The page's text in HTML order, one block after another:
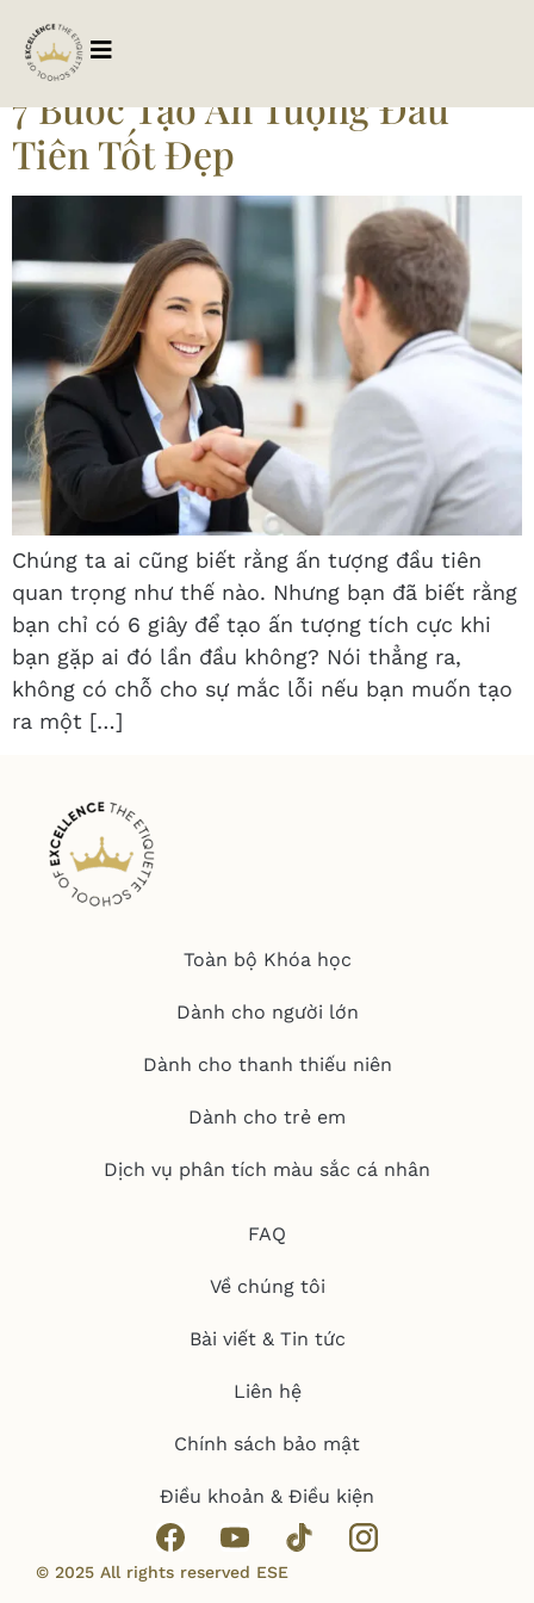
Tag:
7 Bước Tạo Ấn Tượng Đầu
Tiên Tốt Đẹp
Chúng ta ai cũng biết rằng ấn tượng đầu tiên
quan trọng như thế nào. Nhưng bạn đã biết rằng
bạn chỉ có 6 giây để tạo ấn tượng tích cực khi
bạn gặp ai đó lần đầu không? Nói thẳng ra,
không có chỗ cho sự mắc lỗi nếu bạn muốn tạo
ra một […]
Toàn bộ Khóa học
Dành cho người lớn
Dành cho thanh thiếu niên
Dành cho trẻ em
Dịch vụ phân tích màu sắc cá nhân
FAQ
Về chúng tôi
Bài viết & Tin tức
Liên hệ
Chính sách bảo mật
Điều khoản & Điều kiện
© 2025 All rights reserved ESE